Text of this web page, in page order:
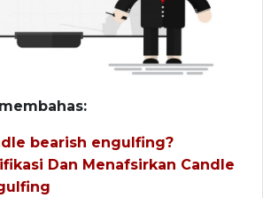
bearish engulfing?
Dan Menafsirkan Candle